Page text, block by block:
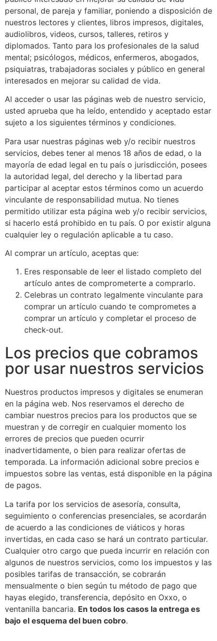
personal, de pareja y familiar, poniendo a disposición de
nuestros lectores y clientes, libros impresos, digitales,
audiolibros, videos, cursos, talleres, retiros y
diplomados. Tanto para los profesionales de la salud
mental; psicólogos, médicos, enfermeros, abogados,
psiquiatras, trabajadoras sociales y público en general
interesados en mejorar su calidad de vida.
Al acceder o usar las páginas web de nuestro servicio,
usted aprueba que ha leído, entendido y aceptado estar
sujeto a los siguientes términos y condiciones.
Para usar nuestras páginas web y/o recibir nuestros
servicios, debes tener al menos 18 años de edad, o la
mayoría de edad legal en tu país o jurisdicción, posees
la autoridad legal, del derecho y la libertad para
participar al aceptar estos términos como un acuerdo
vinculante de responsabilidad mutua. No tienes
permitido utilizar esta página web y/o recibir servicios,
si hacerlo está prohibido en tu país. O por existir alguna
cualquier ley o regulación aplicable a tu caso.
Al comprar un artículo, aceptas que:
Eres responsable de leer el listado completo del
artículo antes de comprometerte a comprarlo.
Celebras un contrato legalmente vinculante para
comprar un artículo cuando te comprometes a
comprar un artículo y completar el proceso de
check-out.
Los precios que cobramos
por usar nuestros servicios
Nuestros productos impresos y digitales se enumeran
en la página web. Nos reservamos el derecho de
cambiar nuestros precios para los productos que se
muestran y de corregir en cualquier momento los
errores de precios que pueden ocurrir
inadvertidamente, o bien para realizar ofertas de
temporada. La información adicional sobre precios e
impuestos sobre las ventas, está disponible en la página
de pagos.
La tarifa por los servicios de asesoría, consulta,
seguimiento o conferencias presenciales, se acordarán
de acuerdo a las condiciones de viáticos y horas
invertidas, en cada caso se hará un contrato particular.
Cualquier otro cargo que pueda incurrir en relación con
algunos de nuestros servicios, como los impuestos y las
posibles tarifas de transacción, se cobrarán
mensualmente o bien según tu método de pago que
hayas elegido, transferencia, depósito en Oxxo, o
ventanilla bancaria. En todos los casos la entrega es
bajo el esquema del buen cobro.